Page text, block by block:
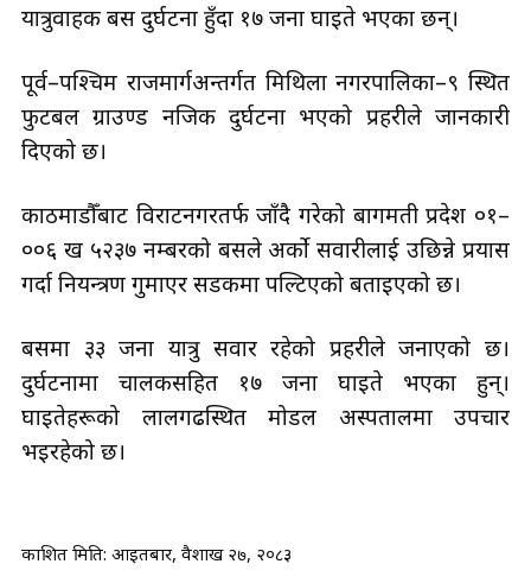
यात्रुवाहक बस दुर्घटना हुँदा १७ जना घाइते भएका छन्।
पूर्व–पश्चिम राजमार्गअन्तर्गत मिथिला नगरपालिका–९ स्थित
फुटबल ग्राउण्ड नजिक दुर्घटना भएको प्रहरीले जानकारी
दिएको छ।
काठमाडौँबाट विराटनगरतर्फ जाँदै गरेको बागमती प्रदेश ०१–
००६ ख ५२३७ नम्बरको बसले अर्को सवारीलाई उछिन्ने प्रयास
गर्दा नियन्त्रण गुमाएर सडकमा पल्टिएको बताइएको छ।
बसमा ३३ जना यात्रु सवार रहेको प्रहरीले जनाएको छ।
दुर्घटनामा चालकसहित १७ जना घाइते भएका हुन्।
घाइतेहरूको लालगढस्थित मोडल अस्पतालमा उपचार
भइरहेको छ।
प्रकाशित मिति: आइतबार, वैशाख २७, २०८३